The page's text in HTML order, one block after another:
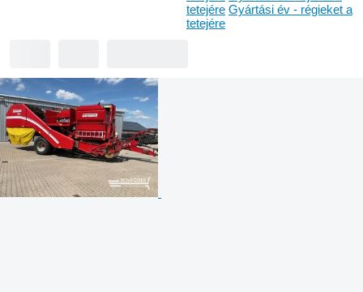
tetejére Gyártási év - régieket a
tetejére